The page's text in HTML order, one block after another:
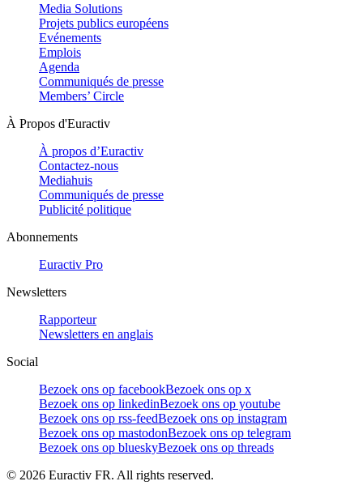
Media Solutions
Projets publics européens
Evénements
Emplois
Agenda
Communiqués de presse
Members’ Circle
À Propos d'Euractiv
À propos d’Euractiv
Contactez-nous
Mediahuis
Communiqués de presse
Publicité politique
Abonnements
Euractiv Pro
Newsletters
Rapporteur
Newsletters en anglais
Social
Bezoek ons op facebookBezoek ons op x
Bezoek ons op linkedinBezoek ons op youtube
Bezoek ons op rss-feedBezoek ons op instagram
Bezoek ons op mastodonBezoek ons op telegram
Bezoek ons op blueskyBezoek ons op threads
© 2026 Euractiv FR. All rights reserved.